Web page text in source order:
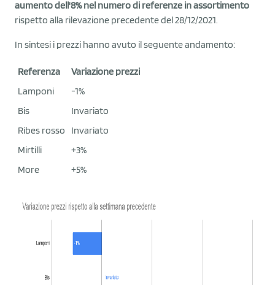
aumento dell'8% nel numero di referenze in assortimento
rispetto alla rilevazione precedente del 28/12/2021.
In sintesi i prezzi hanno avuto il seguente andamento:
Referenza
Variazione prezzi
Lamponi
-1%
Bis
Invariato
Ribes rosso
Invariato
Mirtilli
+3%
More
+5%